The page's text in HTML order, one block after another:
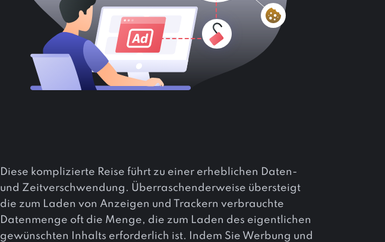
Diese komplizierte Reise führt zu einer erheblichen Daten-
und Zeitverschwendung. Überraschenderweise übersteigt
die zum Laden von Anzeigen und Trackern verbrauchte
Datenmenge oft die Menge, die zum Laden des eigentlichen
gewünschten Inhalts erforderlich ist. Indem Sie Werbung und